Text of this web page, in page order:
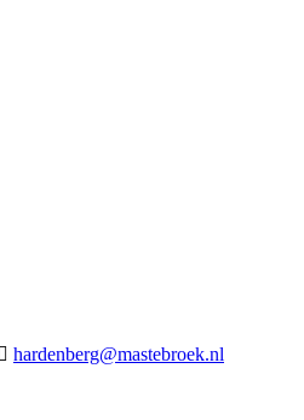
hardenberg@mastebroek.nl